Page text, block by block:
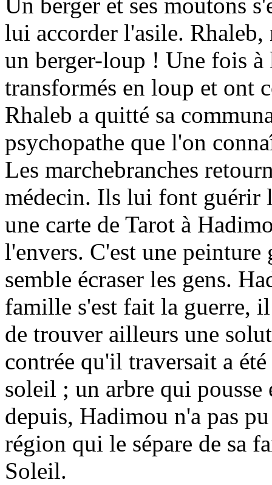
Un berger et ses moutons
lui accorder l'asile.
un berger-loup ! Une fois à
transformés en loup et ont
Rhaleb a quitté sa
psychopathe que l'on
Les marchebranches
médecin. Ils lui font guérir
une carte de Tarot à
l'envers. C'est une peinture
semble écraser les gens.
famille s'est fait la guerre,
de trouver ailleurs une
contrée qu'il traversait a
soleil ; un arbre qui pousse
depuis, Hadimou n'a pas
région qui le sépare de sa
Soleil.